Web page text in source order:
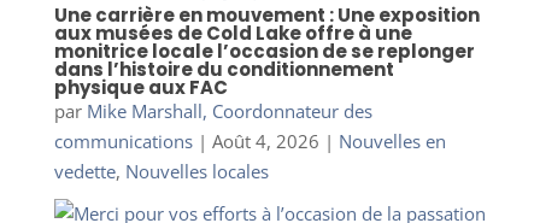
Une carrière en mouvement : Une exposition
aux musées de Cold Lake offre à une
monitrice locale l’occasion de se replonger
dans l’histoire du conditionnement
physique aux FAC
par Mike Marshall, Coordonnateur des
communications| Août 4, 2026 | Nouvelles en
vedette, Nouvelles locales